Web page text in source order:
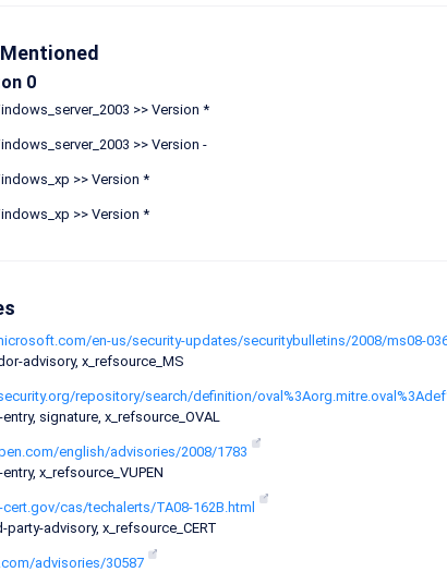
0
>> Version *
>> Version -
>> Version *
>> Version *
en-us/security-updates/securitybulletins/2008/ms08-
advisory, x_refsource_MS
repository/search/definition/
signature, x_refsource_OVAL
english/advisories/2008/1783
x_refsource_VUPEN
cas/techalerts/TA08-162B.html
party-advisory, x_refsource_CERT
advisories/30587